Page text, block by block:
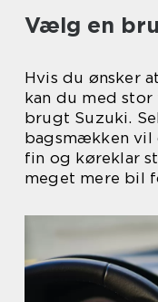
Vælg en
Hvis du ønsker
kan du med
brugt Suzuki.
bagsmækken vil
fin og køreklar
meget mere bil